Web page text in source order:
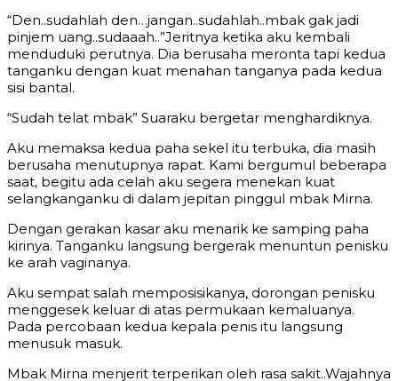
“Den..sudahlah den…jangan..sudahlah..mbak gak jadi
pinjem uang..sudaaah..”Jeritnya ketika aku kembali
menduduki perutnya. Dia berusaha meronta tapi kedua
tanganku dengan kuat menahan tanganya pada kedua
sisi bantal.
“Sudah telat mbak” Suaraku bergetar menghardiknya.
Aku memaksa kedua paha sekel itu terbuka, dia masih
berusaha menutupnya rapat. Kami bergumul beberapa
saat, begitu ada celah aku segera menekan kuat
selangkanganku di dalam jepitan pinggul mbak Mirna.
Dengan gerakan kasar aku menarik ke samping paha
kirinya. Tanganku langsung bergerak menuntun penisku
ke arah vaginanya.
Aku sempat salah memposisikanya, dorongan penisku
menggesek keluar di atas permukaan kemaluanya.
Pada percobaan kedua kepala penis itu langsung
menusuk masuk.
Mbak Mirna menjerit terperikan oleh rasa sakit..Wajahnya